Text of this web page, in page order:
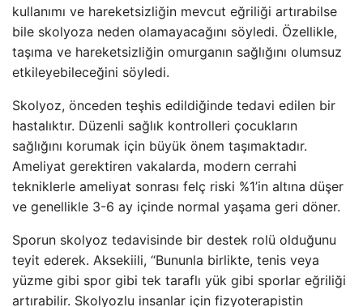
kullanımı ve hareketsizliğin mevcut eğriliği artırabilse
bile skolyoza neden olamayacağını söyledi. Özellikle,
taşıma ve hareketsizliğin omurganın sağlığını olumsuz
etkileyebileceğini söyledi.
Skolyoz, önceden teşhis edildiğinde tedavi edilen bir
hastalıktır. Düzenli sağlık kontrolleri çocukların
sağlığını korumak için büyük önem taşımaktadır.
Ameliyat gerektiren vakalarda, modern cerrahi
tekniklerle ameliyat sonrası felç riski %1’in altına düşer
ve genellikle 3-6 ay içinde normal yaşama geri döner.
Sporun skolyoz tedavisinde bir destek rolü olduğunu
teyit ederek. Aksekiili, “Bununla birlikte, tenis veya
yüzme gibi spor gibi tek taraflı yük gibi sporlar eğriliği
artırabilir. Skolyozlu insanlar için fizyoterapistin